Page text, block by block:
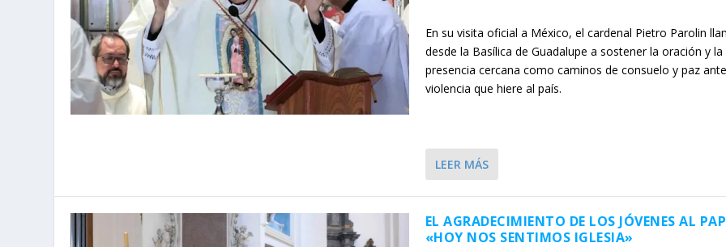
En su visita oficial a México, el cardenal Pietro Parolin
desde la Basílica de Guadalupe a sostener la oración y la
presencia cercana como caminos de consuelo y paz
violencia que hiere al país.
LEER MÁS
EL AGRADECIMIENTO DE LOS JÓVENES AL
«HOY NOS SENTIMOS IGLESIA»